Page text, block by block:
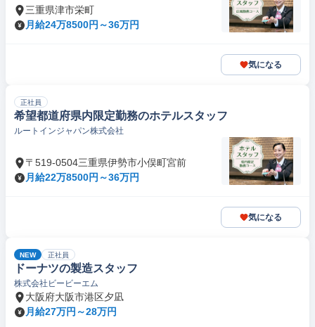
三重県津市栄町
月給24万8500円～36万円
気になる
正社員
希望都道府県内限定勤務のホテルスタッフ
ルートインジャパン株式会社
〒519-0504三重県伊勢市小俣町宮前
月給22万8500円～36万円
気になる
NEW 正社員
ドーナツの製造スタッフ
株式会社ビービーエム
大阪府大阪市港区夕凪
月給27万円～28万円